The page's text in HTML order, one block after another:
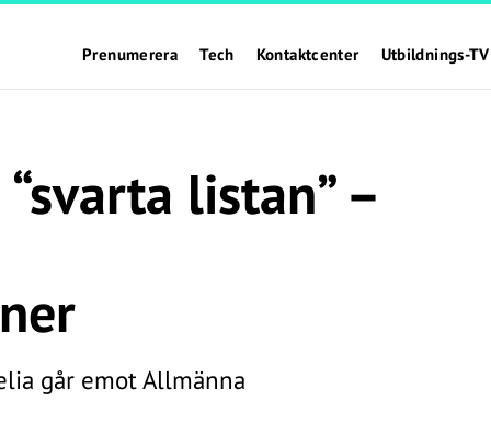
Prenumerera Tech Kontaktcenter Utbildnings-TV
listan” –
går emot Allmänna